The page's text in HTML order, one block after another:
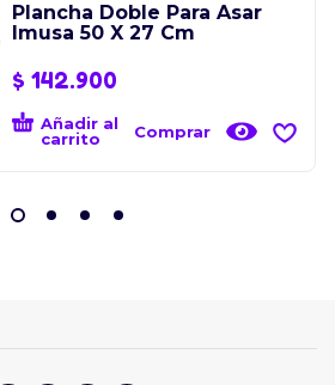
Plancha Doble Para Asar
Imusa 50 X 27 Cm
$ 142.900
Añadir al
carrito
Comprar